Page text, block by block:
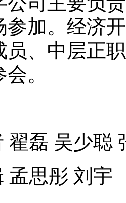
参加。经济
员、中层正
。
翟磊 吴少聪
孟思彤 刘宇